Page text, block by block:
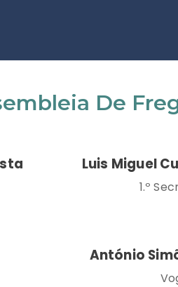
De
Luis Miguel
1.º
António